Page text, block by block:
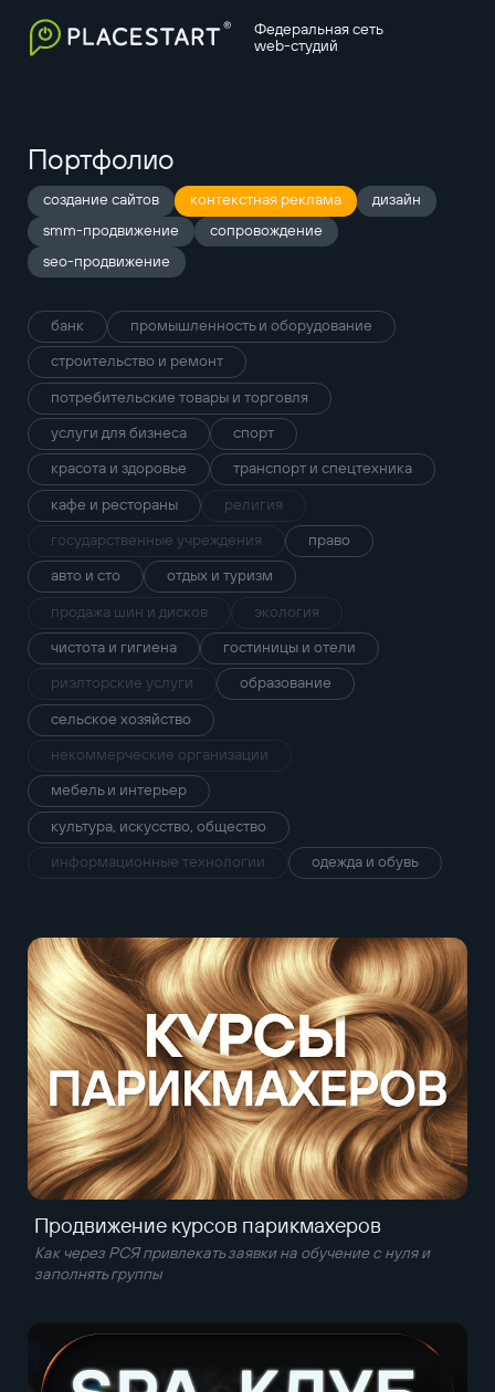
Федеральная сеть
web-студий
Портфолио
создание сайтов контекстная реклама
дизайн
smm-продвижение
сопровождение
seo-продвижение
банк
промышленность и оборудование
строительство и ремонт
потребительские товары и торговля
услуги для бизнеса
спорт
красота и здоровье
транспорт и спецтехника
кафе и рестораны
религия
государственные учреждения
право
авто и сто
отдых и туризм
продажа шин и дисков
экология
чистота и гигиена
гостиницы и отели
риэлторские услуги
образование
сельское хозяйство
некоммерческие организации
мебель и интерьер
культура, искусство, общество
информационные технологии
одежда и обувь
Продвижение курсов парикмахеров
Как через РСЯ привлекать заявки на обучение с нуля и
заполнять группы